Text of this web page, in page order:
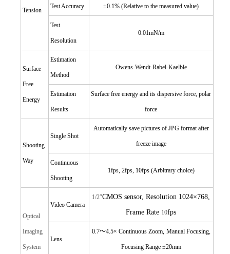
Tension
Test Accuracy ±0.1% (Relative to the measured value)
Test
Resolution
0.01mN/m
Surface
Free
Energy
Estimation
Method
Owens-Wendt-Rabel-Kaelble
Estimation
Results
Surface free energy and its dispersive force, polar
force
Shooting
Way
Single Shot
Automatically save pictures of JPG format after
freeze image
Continuous
Shooting
1fps, 2fps, 10fps (Arbitrary choice)
Optical
Imaging
System
Video Camera
1/2″CMOS sensor, Resolution 1024×768,
Frame Rate 10fps
Lens
0.7～4.5× Continuous Zoom, Manual Focusing,
Focusing Range ±20mm